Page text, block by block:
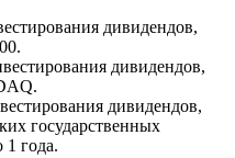
дивидендов,
дивидендов,
дивидендов,
государственных
года.